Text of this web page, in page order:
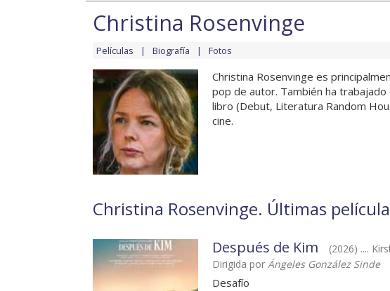
Christina Rosenvinge
Películas Biografía Fotos
Christina Rosenvinge es
pop de autor. También ha
libro (Debut, Literatura Random
cine.
Christina Rosenvinge. Últimas
Después de Kim
(2026) ....
Dirigida por Ángeles González Sinde
Desafío